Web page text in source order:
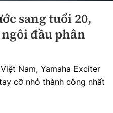
sang tuổi 20,
đầu phân
Nam, Yamaha Exciter
cỡ nhỏ thành công nhất